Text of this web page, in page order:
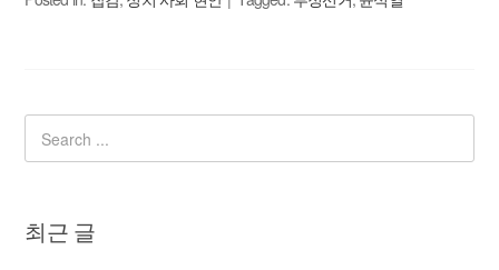
최근 글